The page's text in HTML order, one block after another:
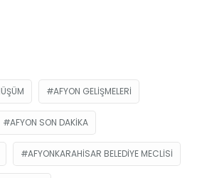
AFYON GELIŞMELERI
AFYON SON DAKIKA
AFYONKARAHISAR BELEDIYE MECLISI